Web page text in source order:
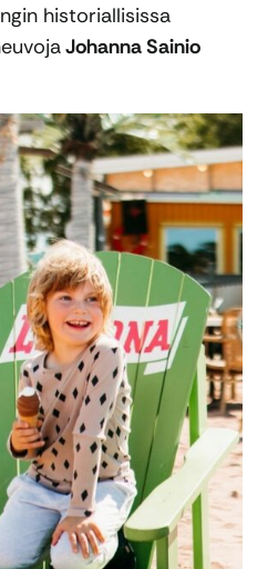
historiallisissa
Johanna Sainio